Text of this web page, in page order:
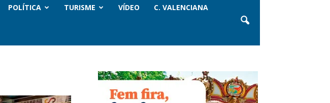
POLÍTICA TURISME VÍDEO C. VALENCIANA